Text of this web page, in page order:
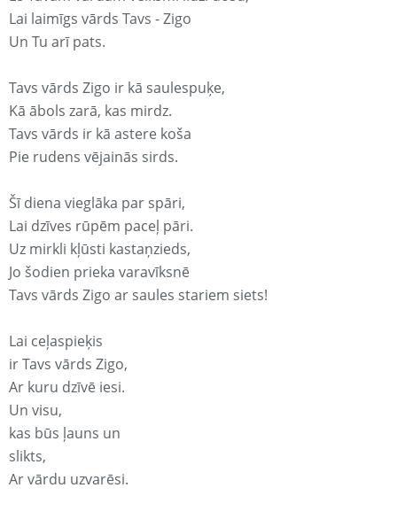
Lai laimīgs vārds Tavs - Zigo
Un Tu arī pats.
Tavs vārds Zigo ir kā saulespuķe,
Kā ābols zarā, kas mirdz.
Tavs vārds ir kā astere koša
Pie rudens vējainās sirds.
Šī diena vieglāka par spāri,
Lai dzīves rūpēm paceļ pāri.
Uz mirkli kļūsti kastaņzieds,
Jo šodien prieka varavīksnē
Tavs vārds Zigo ar saules stariem siets!
Lai ceļaspieķis
ir Tavs vārds Zigo,
Ar kuru dzīvē iesi.
Un visu,
kas būs ļauns un
slikts,
Ar vārdu uzvarēsi.